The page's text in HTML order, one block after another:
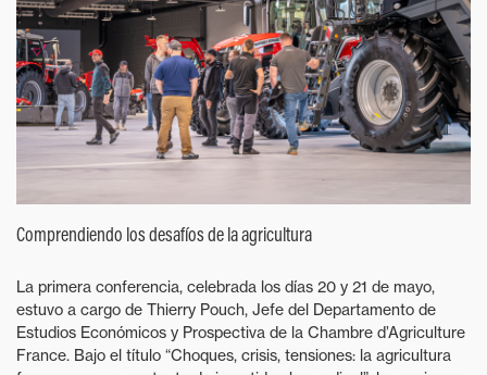
Comprendiendo los desafíos de la agricultura
La primera conferencia, celebrada los días 20 y 21 de mayo,
estuvo a cargo de Thierry Pouch, Jefe del Departamento de
Estudios Económicos y Prospectiva de la Chambre d’Agriculture
France. Bajo el título “Choques, crisis, tensiones: la agricultura